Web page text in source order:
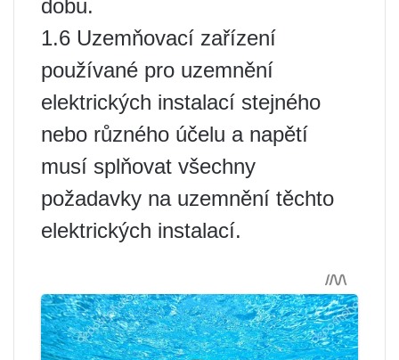
dobu.
1.6 Uzemňovací zařízení
používané pro uzemnění
elektrických instalací stejného
nebo různého účelu a napětí
musí splňovat všechny
požadavky na uzemnění těchto
elektrických instalací.